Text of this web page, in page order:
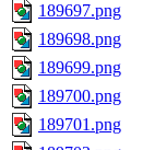
189697.png
189698.png
189699.png
189700.png
189701.png